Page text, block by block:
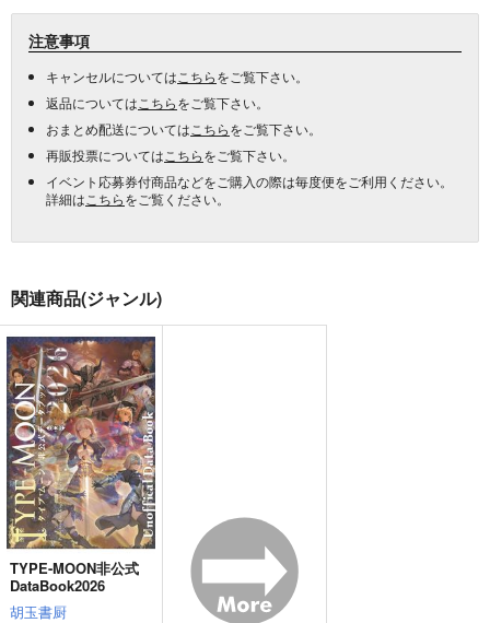
注意事項
キャンセルについては こちらをご覧下さい。
返品については こちらをご覧下さい。
おまとめ配送については こちらをご覧下さい。
再販投票については こちらをご覧下さい。
イベント応募券付商品などをご購入の際は毎度便をご利用ください。
詳細は こちらをご覧ください。
関連商品(ジャンル)
TYPE-MOON非公式
DataBook2026
胡玉書厨